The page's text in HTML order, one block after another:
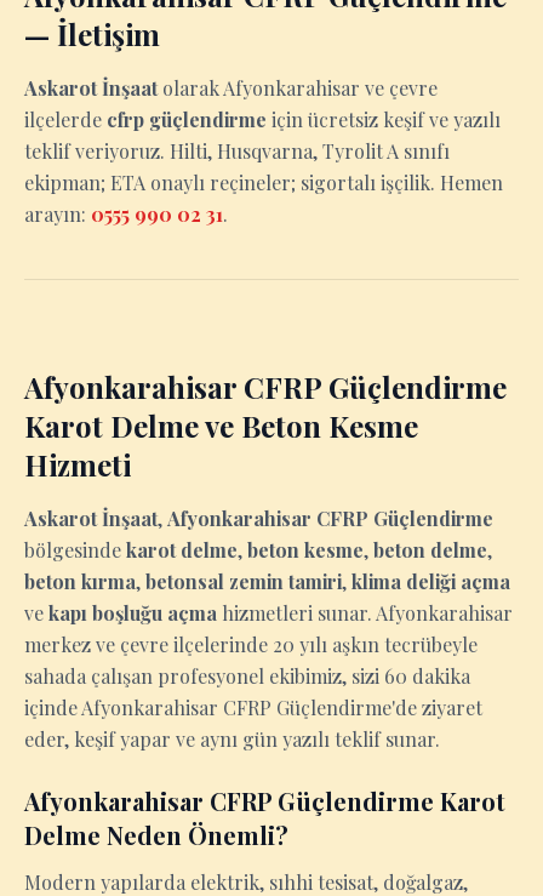
— İletişim
Askarot İnşaatolarak Afyonkarahisar ve çevre
ilçelerde cfrp güçlendirme için ücretsiz keşif ve yazılı
teklif veriyoruz. Hilti, Husqvarna, Tyrolit A sınıfı
ekipman; ETA onaylı reçineler; sigortalı işçilik. Hemen
arayın: 0555 990 02 31.
Afyonkarahisar CFRP Güçlendirme
Karot Delme ve Beton Kesme
Hizmeti
Askarot İnşaat,Afyonkarahisar CFRP Güçlendirme
bölgesindekarot delme,beton kesme,beton delme,
beton kırma,betonsal zemin tamiri,klima deliği açma
vekapı boşluğu açma hizmetleri sunar. Afyonkarahisar
merkez ve çevre ilçelerinde 20 yılı aşkın tecrübeyle
sahada çalışan profesyonel ekibimiz, sizi 60 dakika
içinde Afyonkarahisar CFRP Güçlendirme'de ziyaret
eder, keşif yapar ve aynı gün yazılı teklif sunar.
Afyonkarahisar CFRP Güçlendirme Karot
Delme Neden Önemli?
Modern yapılarda elektrik, sıhhi tesisat, doğalgaz,